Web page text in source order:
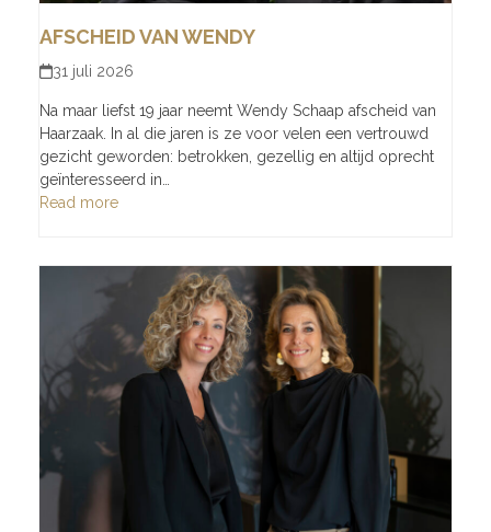
AFSCHEID VAN WENDY
31 juli 2026
Na maar liefst 19 jaar neemt Wendy Schaap afscheid van
Haarzaak. In al die jaren is ze voor velen een vertrouwd
gezicht geworden: betrokken, gezellig en altijd oprecht
geïnteresseerd in…
Read more